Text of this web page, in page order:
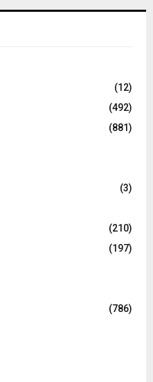
(12)
(492)
(881)
(3)
(210)
(197)
(786)